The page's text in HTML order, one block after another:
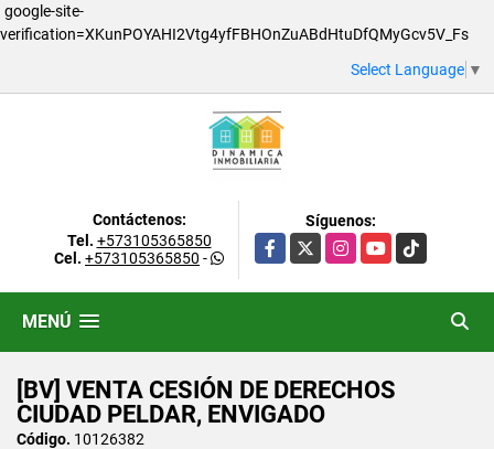
google-site-
verification=XKunPOYAHI2Vtg4yfFBHOnZuABdHtuDfQMyGcv5V_Fs
Select Language ▼
Contáctenos:
Tel. +573105365850
Cel. +573105365850 -
Síguenos:
Facebook
X InstagramYouTubeTikTok
MENÚ
[BV] VENTA CESIÓN DE DERECHOS
CIUDAD PELDAR, ENVIGADO
Código. 10126382